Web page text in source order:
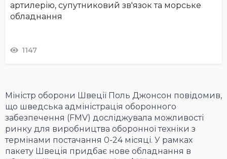
артилерію, супутниковий зв'язок та морське
обладнання
1147
Міністр оборони Швеції Поль Джонсон повідомив,
що шведська адміністрація оборонного
забезпечення (FMV) досліджувала можливості
ринку для виробництва оборонної техніки з
термінами постачання 0-24 місяці. У рамках
пакету Швеція придбає нове обладнання в